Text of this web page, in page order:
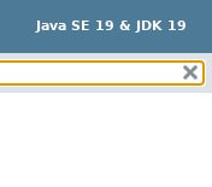
Java SE 19 & JDK 19